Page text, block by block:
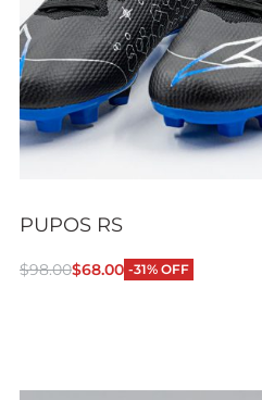
PUPOS RS
$98.00$68.00 -31% OFF